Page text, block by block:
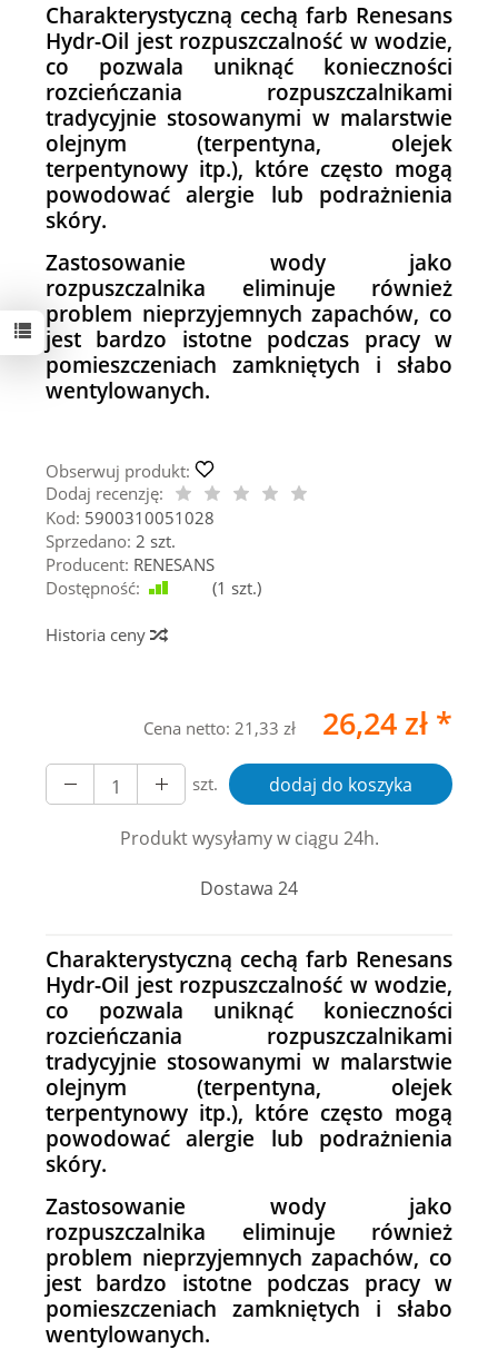
Charakterystyczną cechą farb Renesans
Hydr-Oil jest rozpuszczalność w wodzie,
co pozwala uniknąć konieczności
rozcieńczania rozpuszczalnikami
tradycyjnie stosowanymi w malarstwie
olejnym (terpentyna, olejek
terpentynowy itp.), które często mogą
powodować alergie lub podrażnienia
skóry.
Zastosowanie wody jako
rozpuszczalnika eliminuje również
problem nieprzyjemnych zapachów, co
jest bardzo istotne podczas pracy w
pomieszczeniach zamkniętych i słabo
wentylowanych.
Obserwuj produkt:
Dodaj recenzję:
Kod: 5900310051028
Sprzedano: 2 szt.
Producent: RENESANS
Dostępność:
(1 szt.)
Historia ceny
Cena netto: 21,33 zł 26,24 zł *
szt. dodaj do koszyka
Produkt wysyłamy w ciągu 24h.
Dostawa 24
Charakterystyczną cechą farb Renesans
Hydr-Oil jest rozpuszczalność w wodzie,
co pozwala uniknąć konieczności
rozcieńczania rozpuszczalnikami
tradycyjnie stosowanymi w malarstwie
olejnym (terpentyna, olejek
terpentynowy itp.), które często mogą
powodować alergie lub podrażnienia
skóry.
Zastosowanie wody jako
rozpuszczalnika eliminuje również
problem nieprzyjemnych zapachów, co
jest bardzo istotne podczas pracy w
pomieszczeniach zamkniętych i słabo
wentylowanych.